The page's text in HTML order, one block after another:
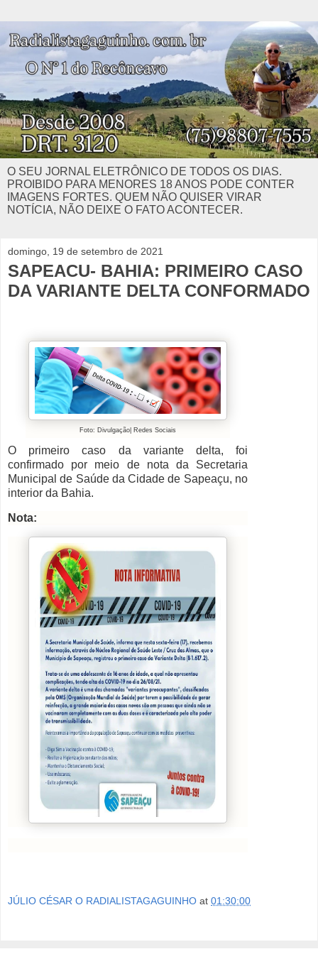
O SEU JORNAL ELETRÔNICO DE TODOS OS DIAS.
PROIBIDO PARA MENORES 18 ANOS PODE CONTER
IMAGENS FORTES. QUEM NÃO QUISER VIRAR
NOTÍCIA, NÃO DEIXE O FATO ACONTECER.
domingo, 19 de setembro de 2021
SAPEACU- BAHIA: PRIMEIRO CASO
DA VARIANTE DELTA CONFORMADO
Foto: Divulgação| Redes Sociais
O primeiro caso da variante delta, foi
confirmado por meio de nota da Secretaria
Municipal de Saúde da Cidade de Sapeaçu, no
interior da Bahia.
Nota:
JÚLIO CÉSAR O RADIALISTAGAGUINHO at 01:30:00